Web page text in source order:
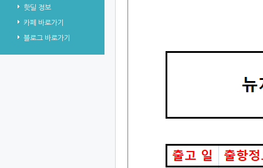
핫딜정보
카페바로가기
블로그바로가기